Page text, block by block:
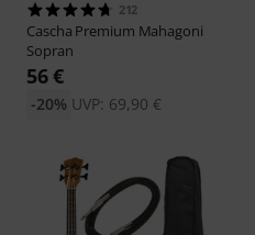
212
Cascha Premium Mahagoni
Sopran
56 €
UVP: 69,90 €
-20%